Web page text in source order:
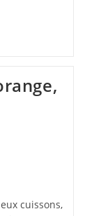
cuissons,